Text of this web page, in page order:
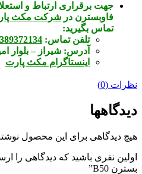
جهت برقراری ارتباط و
فاوبسترن در شرکت مکث
تماس بگیرید:
تلفن تماس:
آدرس: شیراز – بلوار
اینستاگرام مکث پارت
نظرات (0)
دیدگاهها
هیچ دیدگاهی برای این محصول
اولین نفری باشید که دیدگاهی را
بسترن B50”